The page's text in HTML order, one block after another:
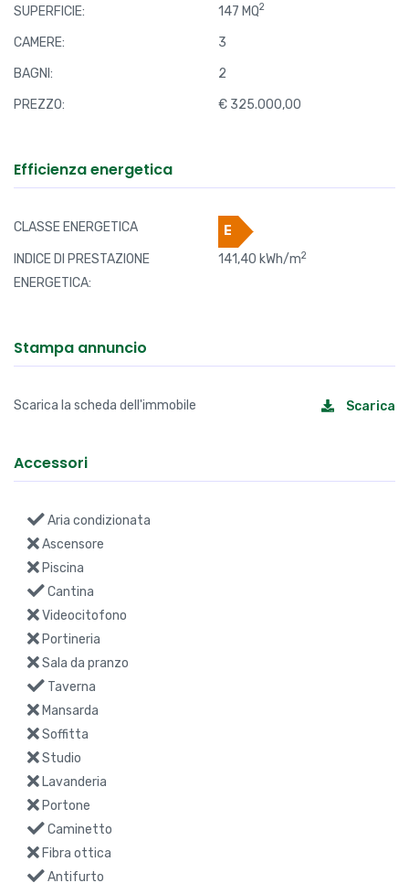
SUPERFICIE:
147 MQ2
CAMERE:
3
BAGNI:
2
PREZZO:
€ 325.000,00
Efficienza energetica
CLASSE ENERGETICA
E
INDICE DI PRESTAZIONE
ENERGETICA:
141,40 kWh/m2
Stampa annuncio
Scarica la scheda dell'immobile Scarica
Accessori
Aria condizionata
Ascensore
Piscina
Cantina
Videocitofono
Portineria
Sala da pranzo
Taverna
Mansarda
Soffitta
Studio
Lavanderia
Portone
Caminetto
Fibra ottica
Antifurto